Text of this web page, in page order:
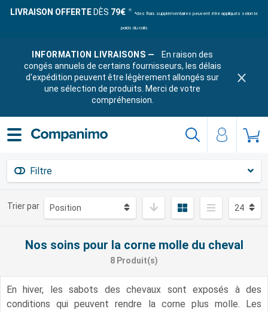
LIVRAISON OFFERTE DÈS 79€ *des frais supplémentaires peuvent être appliqués selon le
poids du colis
INFORMATION LIVRAISONS —
En raison des
congés annuels de certains fournisseurs, les délais
d'expédition peuvent être légèrement allongés sur
une sélection de produits. Merci de votre
compréhension.
Filtre
Trier par
Nos soins pour la corne molle du cheval
8 Produit(s)
En hiver, les sabots des chevaux sont exposés à des
conditions qui peuvent rendre la corne plus molle. Les